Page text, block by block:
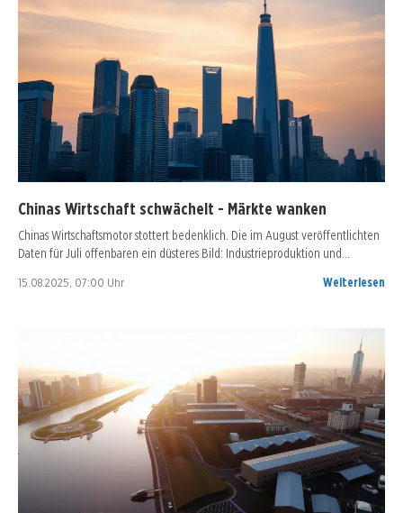
Chinas Wirtschaft schwächelt - Märkte wanken
Chinas Wirtschaftsmotor stottert bedenklich. Die im August veröffentlichten
Daten für Juli offenbaren ein düsteres Bild: Industrieproduktion und…
15.08.2025, 07:00 Uhr Weiterlesen